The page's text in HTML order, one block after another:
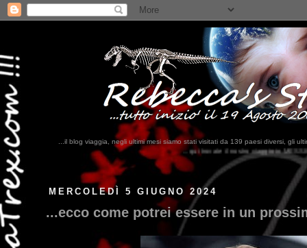
...il blog viaggia, negli ultimi mesi siamo stati visitati da 139 paesi diversi, gli
...qui trovate il nostro viaggio in MESSICO 2023...clikka qui !!!
MERCOLEDÌ 5 GIUGNO 2024
...ecco come potrei essere in un